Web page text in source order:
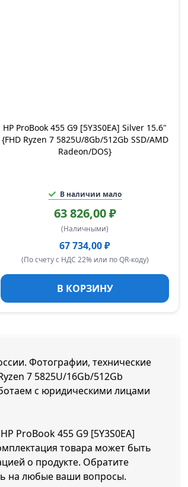
HP ProBook 455 G9 [5Y3S0EA] Silver 15.6"
{FHD Ryzen 7 5825U/8Gb/512Gb SSD/AMD
Radeon/DOS}
В наличии мало
63 826,00 ₽
(Наличными)
67 734,00 ₽
(По счету с НДС 22% или по QR-коду)
В КОРЗИНУ
Фотографии, технические
7 5825U/16Gb/512Gb
с юридическими лицами
ProBook 455 G9 [5Y3S0EA]
товара может быть
о продукте. Обратите
на любые ваши вопросы.